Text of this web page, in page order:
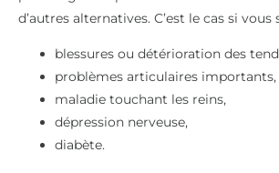
d’autres alternatives. C’est le cas si vous
blessures ou détérioration des
problèmes articulaires importants,
maladie touchant les reins,
dépression nerveuse,
diabète.